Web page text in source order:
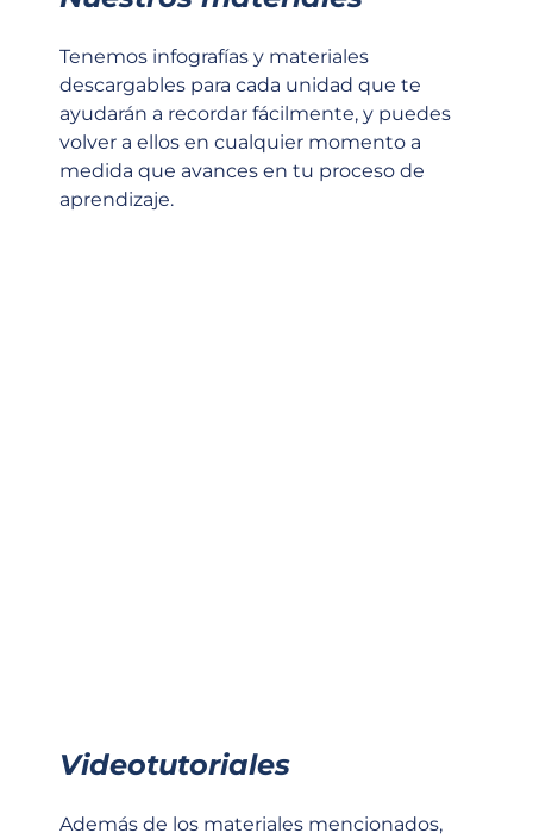
Tenemos infografías y materiales
descargables para cada unidad que te
ayudarán a recordar fácilmente, y puedes
volver a ellos en cualquier momento a
medida que avances en tu proceso de
aprendizaje.
Videotutoriales
Además de los materiales mencionados,